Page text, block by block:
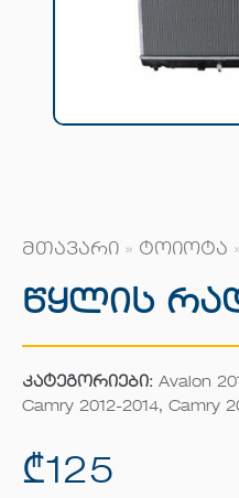
მთავარი » ტოიოტა
Წყლის
კატეგორიები: Avalon
Camry 2012-2014, Camry
₾125